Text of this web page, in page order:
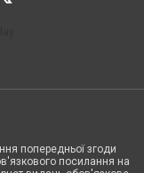
попередньої згоди
посилання на